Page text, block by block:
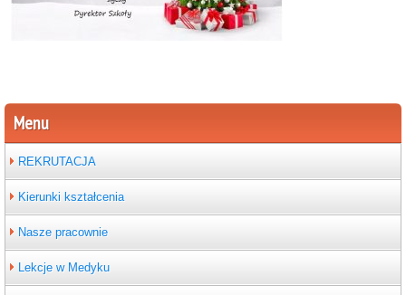
Menu
REKRUTACJA
Kierunki kształcenia
Nasze pracownie
Lekcje w Medyku